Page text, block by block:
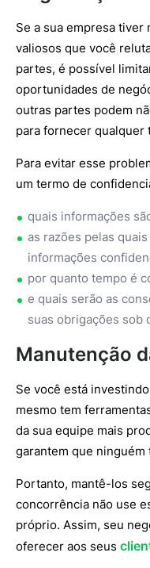
Se a sua empresa
valiosos que você
partes, é possível
oportunidades de
outras partes podem
para fornecer qualquer
Para evitar esse
um termo de
quais informações
as razões pelas
informações
por quanto tempo é
e quais serão as
suas obrigações sob
Manutenção
Se você está
mesmo tem
da sua equipe mais
garantem que ninguém
Portanto, mantê-los
concorrência não use
próprio. Assim, seu
oferecer aos seus